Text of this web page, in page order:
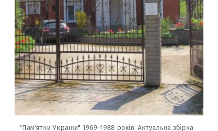
"Пам'ятки України" 1969-1988 років. Актуальна збірка